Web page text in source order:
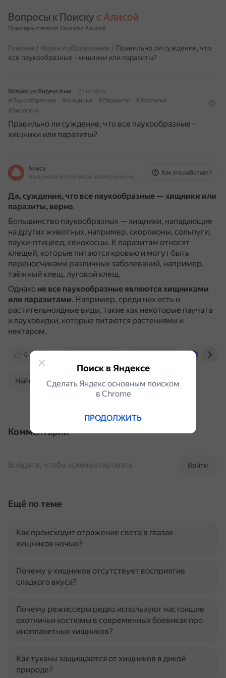
Вопросы к Поиску с Алисой
Примеры ответов Поиска с Алисой
Главная / Наука и образование / Правильно ли суждение, что
все паукообразные - хищники или паразиты?
Вопрос из Яндекс Кью
22 ноября
#Паукообразные
#Хищники #Паразиты
#Зоология
#Биология
Правильно ли суждение, что все паукообразные -
хищники или паразиты?
Алиса
На основе источников, возможны неточности
Как это работает?
Да, суждение, что все паукообразные — хищники или
паразиты, верно.
Большинство паукообразных — хищники, нападающие
на других животных, например, скорпионы, сольпуги,
пауки-птицеед, сенокосцы. К паразитам относят
клещей, которые питаются кровью и могут быть
переносчиками различных заболеваний, например,
таёжный клещ, луговой клещ.
Однако не все паукообразные являются хищниками
или паразитами. Например, среди них есть и
растительноядные виды, такие как некоторые паучата
и пауковидки, которые питаются растениями и
нектаром.
0 bigenc.ru
Найти в Поиске
Комментарии
Войти
Войдите, чтобы комментировать
Ещё по теме
Как происходит отражение света в глазах
хищников ночью?
Почему у хищников отсутствует восприятие
сладкого вкуса?
Почему режиссеры редко используют настоящие
охотничьи костюмы в современных боевиках про
инопланетных хищников?
Как туканы защищаются от хищников в дикой
природе?
Поиск в Яндексе
Сделать Яндекс основным поиском
в Сhrome
ПРОДОЛЖИТЬ